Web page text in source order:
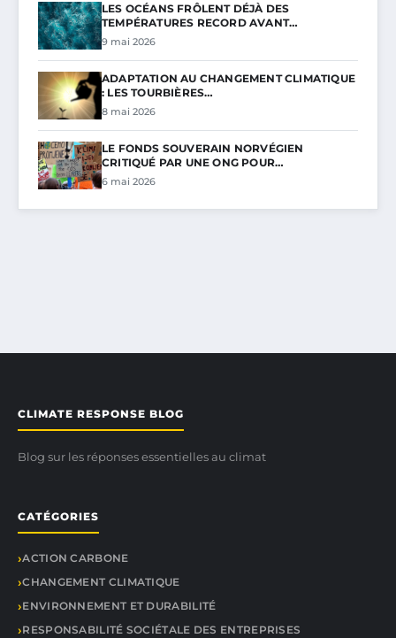
LES OCÉANS FRÔLENT DÉJÀ DES
TEMPÉRATURES RECORD AVANT…
9 mai 2026
ADAPTATION AU CHANGEMENT CLIMATIQUE
: LES TOURBIÈRES…
8 mai 2026
LE FONDS SOUVERAIN NORVÉGIEN
CRITIQUÉ PAR UNE ONG POUR…
6 mai 2026
CLIMATE RESPONSE BLOG
Blog sur les réponses essentielles au climat
CATÉGORIES
ACTION CARBONE
CHANGEMENT CLIMATIQUE
ENVIRONNEMENT ET DURABILITÉ
RESPONSABILITÉ SOCIÉTALE DES ENTREPRISES